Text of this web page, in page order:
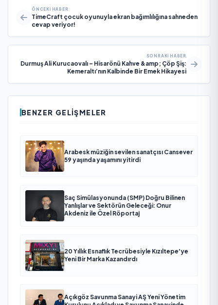
ÖNCEKI HABER
TimeCraft çocuk oyunuyla ekran bağımlılığına sahneden
cevap veriyor!
SONRAKI HABER
Durmuş Ali Kurucaovalı – Hisarönü Kahve &amp; Çöp Şiş:
Kemeraltı’nın Kalbinde Bir Emek Hikayesi
BENZER GELIŞMELER
Arabesk müziğin sevilen sanatçısı Cansever
59 yaşında yaşamını yitirdi
Saç Simülasyonunda (SMP) Doğru Bilinen
Yanlışlar ve Sektörün Geleceği: Onur
Akdeniz ile Özel Röportaj
20 Yıllık Esnaflık Tecrübesiyle Kızıltepe'ye
Yeni Bir Marka Kazandırdı
Açıkgöz Savunma Sanayi AŞ Yeni Yönetim